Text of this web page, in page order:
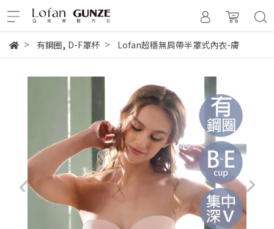
有鋼圈, D-F罩杯 Lofan超穩無肩帶半罩式內衣-膚